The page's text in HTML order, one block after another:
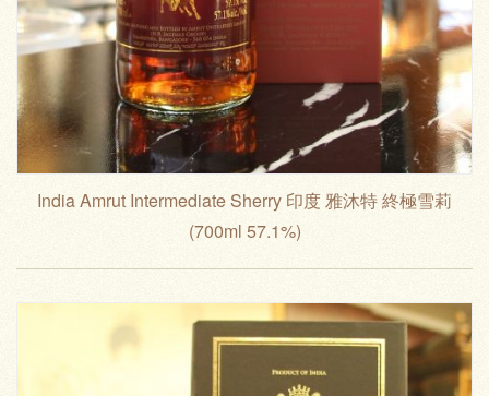
India Amrut Intermediate Sherry 印度 雅沐特 終極雪莉
(700ml 57.1%)